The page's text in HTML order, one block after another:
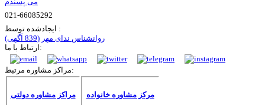
021-66085292
ایجادشده توسط :
روانشناس ندای مهر (839 آگهی)
ارتباط با ما:
مراکز مشاوره مرتبط:
مراکز مشاوره دولتی مرکز مشاوره خانواده